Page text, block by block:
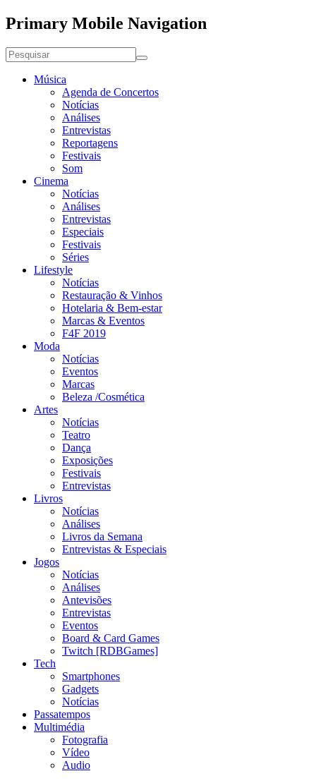
Primary Mobile Navigation
Música
Agenda de Concertos
Notícias
Análises
Entrevistas
Reportagens
Festivais
Som
Cinema
Notícias
Análises
Entrevistas
Especiais
Festivais
Séries
Lifestyle
Notícias
Restauração & Vinhos
Hotelaria & Bem-estar
Marcas & Eventos
F4F 2019
Moda
Notícias
Eventos
Marcas
Beleza /Cosmética
Artes
Notícias
Teatro
Dança
Exposições
Festivais
Entrevistas
Livros
Notícias
Análises
Livros da Semana
Entrevistas & Especiais
Jogos
Notícias
Análises
Antevisões
Entrevistas
Eventos
Board & Card Games
Twitch [RDBGames]
Tech
Smartphones
Gadgets
Notícias
Passatempos
Multimédia
Fotografia
Vídeo
Audio